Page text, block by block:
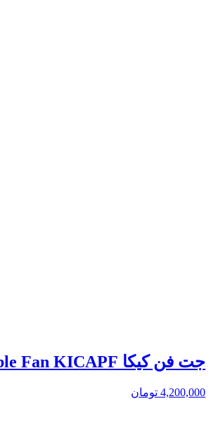
جت فن کیکا Kica Portable Fan KICAPF
4,200,000 تومان